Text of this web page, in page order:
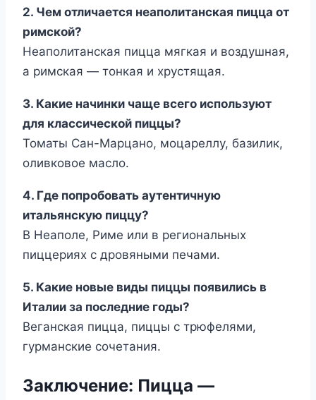
2. Чем отличается неаполитанская пицца от
римской?
Неаполитанская пицца мягкая и воздушная,
а римская — тонкая и хрустящая.
3. Какие начинки чаще всего используют
для классической пиццы?
Томаты Сан-Марцано, моцареллу, базилик,
оливковое масло.
4. Где попробовать аутентичную
итальянскую пиццу?
В Неаполе, Риме или в региональных
пиццериях с дровяными печами.
5. Какие новые виды пиццы появились в
Италии за последние годы?
Веганская пицца, пиццы с трюфелями,
гурманские сочетания.
Заключение: Пицца —